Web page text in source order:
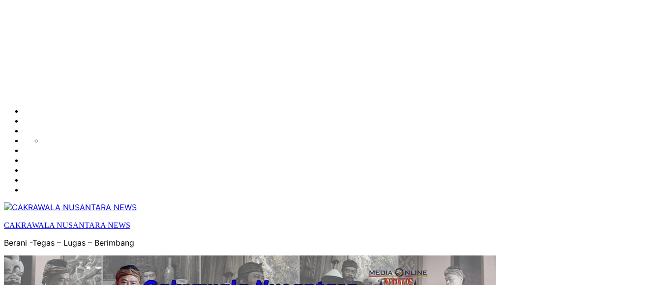
POLITIK
BUDAYA
CAKRAWALA NUSANTARA NEWS
Berani -Tegas – Lugas – Berimbang